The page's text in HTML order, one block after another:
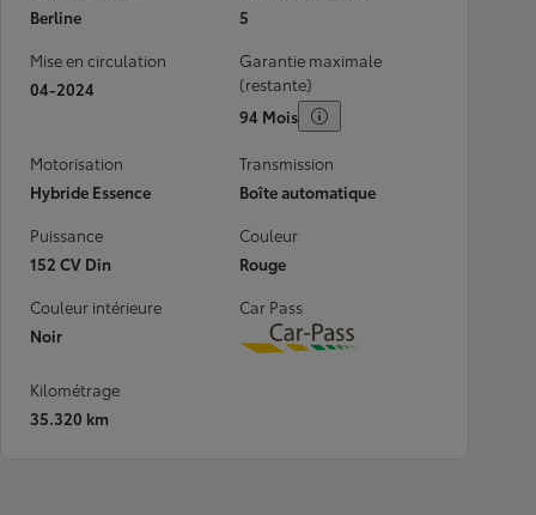
Berline
5
Mise en circulation
04-2024
Garantie maximale
(restante)
94 Mois
Motorisation
Hybride Essence
Transmission
Boîte automatique
Puissance
152 CV Din
Couleur
Rouge
Couleur intérieure
Noir
Car Pass
Download
Kilométrage
35.320 km